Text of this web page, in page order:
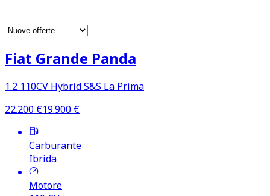
Fiat Grande Panda
1.2 110CV Hybrid S&S La Prima
22.200 €19.900 €
Carburante
Ibrida
Motore